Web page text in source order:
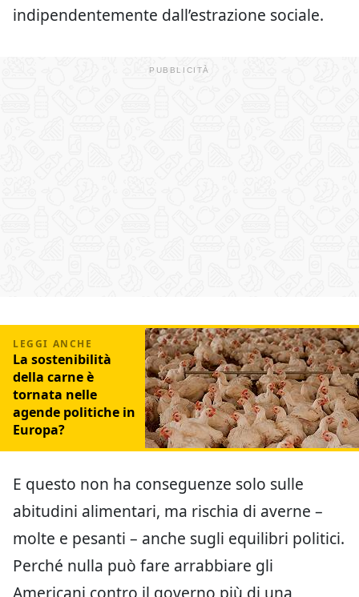
indipendentemente dall’estrazione sociale.
La sostenibilità
della carne è
tornata nelle
agende politiche in
Europa?
E questo non ha conseguenze solo sulle
abitudini alimentari, ma rischia di averne –
molte e pesanti – anche sugli equilibri politici.
Perché nulla può fare arrabbiare gli
Americani contro il governo più di una